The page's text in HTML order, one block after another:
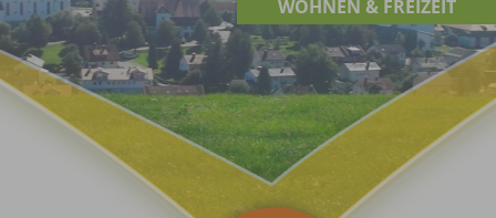
WOHNEN & FREIZEIT